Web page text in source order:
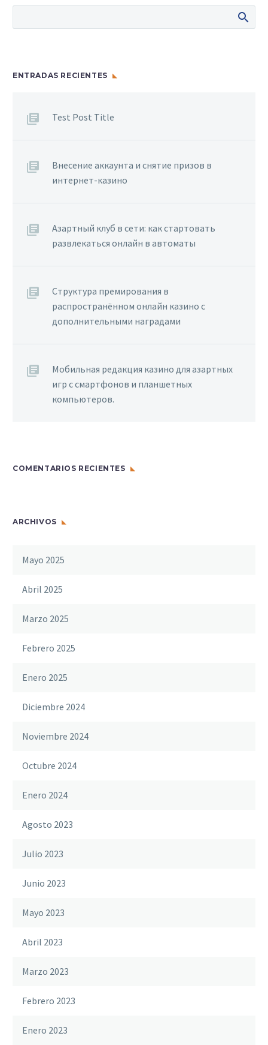
ENTRADAS RECIENTES
Test Post Title
Внесение аккаунта и снятие призов в
интернет-казино
Азартный клуб в сети: как стартовать
развлекаться онлайн в автоматы
Структура премирования в
распространённом онлайн казино с
дополнительными наградами
Мобильная редакция казино для азартных
игр с смартфонов и планшетных
компьютеров.
COMENTARIOS RECIENTES
ARCHIVOS
Mayo 2025
Abril 2025
Marzo 2025
Febrero 2025
Enero 2025
Diciembre 2024
Noviembre 2024
Octubre 2024
Enero 2024
Agosto 2023
Julio 2023
Junio 2023
Mayo 2023
Abril 2023
Marzo 2023
Febrero 2023
Enero 2023